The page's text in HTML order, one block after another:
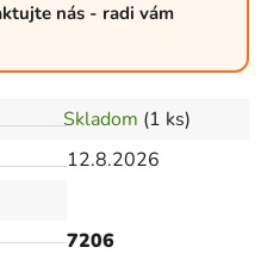
nás - radi vám
Skladom (1 ks)
12.8.2026
7206